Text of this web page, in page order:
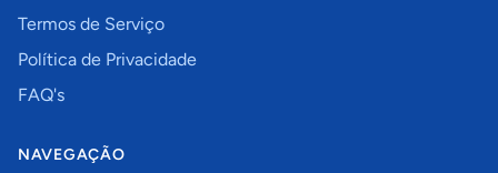
Termos de Serviço
Política de Privacidade
FAQ's
NAVEGAÇÃO